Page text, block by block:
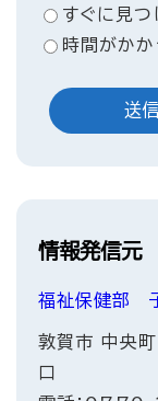
すぐに見つ
時間がかか
情報発信元
福祉保健部
敦賀市 中央
口